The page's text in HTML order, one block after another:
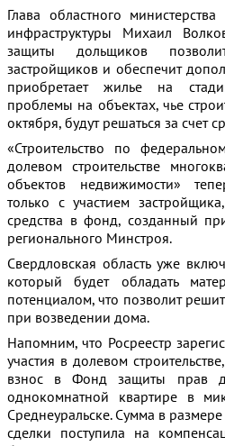
Глава областного
инфраструктуры Михаил
защиты дольщиков
застройщиков и обеспечит
приобретает жилье на
проблемы на объектах, чье
октября, будут решаться за счет
«Строительство по
долевом строительстве
объектов недвижимости»
только с участием
средства в фонд, созданный
регионального Минстроя.
Свердловская область уже
который будет обладать
потенциалом, что позволит
при возведении дома.
Напомним, что Росреестр
участия в долевом
взнос в Фонд защиты прав
однокомнатной квартире в
Среднеуральске. Сумма в
сделки поступила на